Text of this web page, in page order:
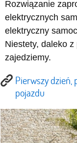
Rozwiązanie
elektrycznych
elektryczny
Niestety, daleko z
zajedziemy.
Pierwszy dzień,
pojazdu